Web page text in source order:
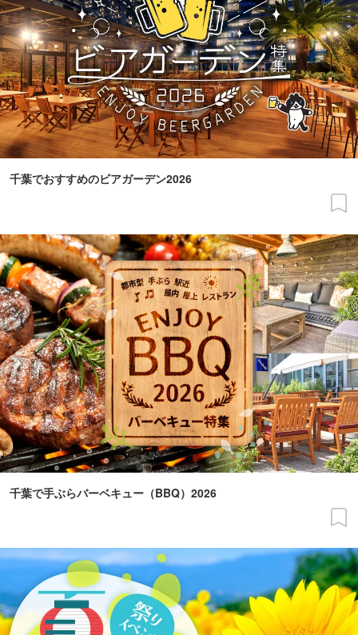
千葉でおすすめのビアガーデン2026
千葉で手ぶらバーベキュー（BBQ）2026